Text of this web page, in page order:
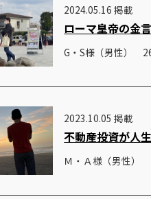
2024.05.16 掲載
ローマ皇帝の金
G・S様（男性）
2023.10.05 掲載
不動産投資が人
Ｍ・Ａ様（男性